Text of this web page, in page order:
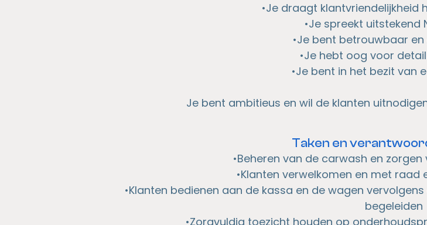
•Je draagt klantvriendelijkheid
•Je spreekt uitstekend
•Je bent betrouwbaar
•Je hebt oog voor
•Je bent in het bezit van
Je bent ambitieus en wil de klanten
Taken en
•Beheren van de carwash en
•Klanten verwelkomen en met
•Klanten bedienen aan de kassa en de wagen
begeleiden
•Zorgvuldig toezicht houden op